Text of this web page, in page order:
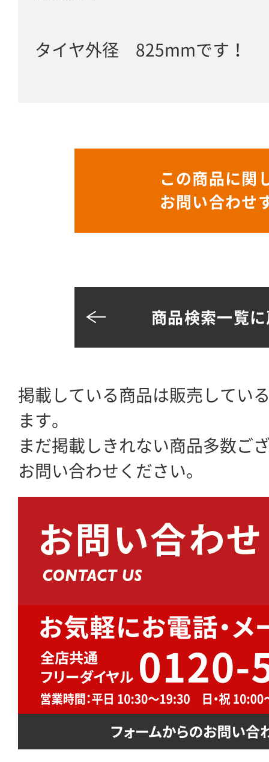
タイヤ外径 825mmです！
この商品に関
お問い合わせ
商品検索一覧
掲載している商品は販売してい
ます。
まだ掲載しきれない商品多数ご
お問い合わせください。